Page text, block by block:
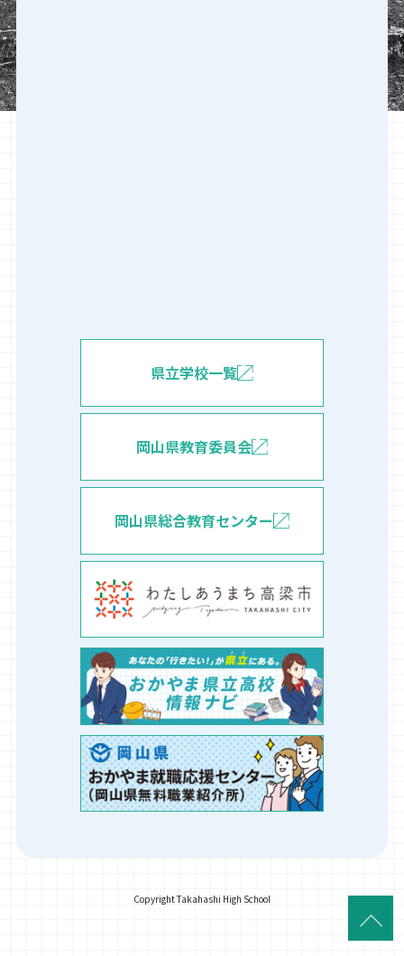
県立学校一覧
岡山県教育委員会
岡山県総合教育センター
Copyright Takahashi High School